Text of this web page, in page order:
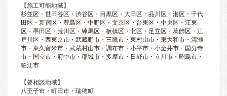
【施工可能地域】
杉並区・世田谷区・渋谷区・目黒区・大田区・品川区・港区・千代
田区・新宿区・豊島区・中野区・文京区・台東区・中央区・江東
区・墨田区・荒川区・練馬区・板橋区・北区・足立区・葛飾区・江
戸川区・西東京市・武蔵野市・三鷹市・東村山市・東大和市・清瀬
市・東久留米市・武蔵村山市・調布市・小平市・小金井市・国分寺
市・国立市・府中市・稲城市・多摩市・日野市・立川市・昭島市・
狛江市
【要相談地域】
八王子市・町田市・瑞穂町